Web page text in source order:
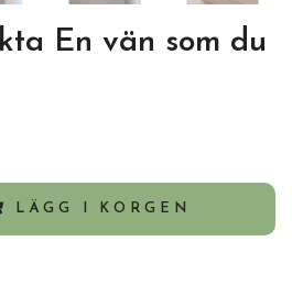
En vän som du
LÄGG I KORGEN